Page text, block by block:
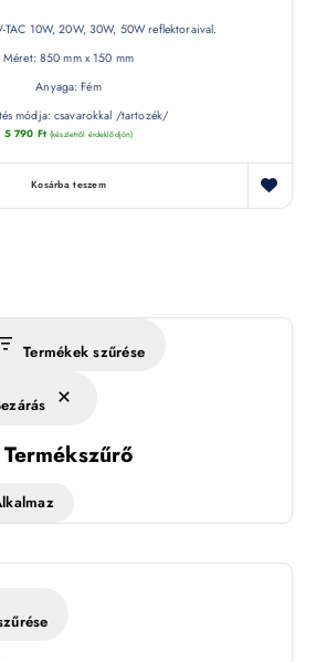
TAC 10W, 20W, 30W, 50W reflektoraival.
Méret: 850 mm x 150 mm
Anyaga: Fém
módja: csavarokkal /tartozék/
5 790 Ft (készletről érdeklődjön)
Kosárba teszem
Termékek szűrése
Termékszűrő